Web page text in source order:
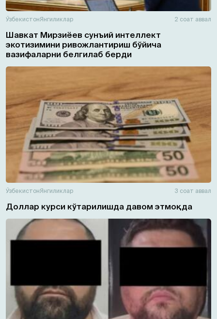
ЎзбекистонЯнгиликлар 2 соат аввал
Шавкат Мирзиёев сунъий интеллект
экотизимини ривожлантириш бўйича
вазифаларни белгилаб берди
ЎзбекистонЯнгиликлар 3 соат аввал
Доллар курси кўтарилишда давом этмоқда